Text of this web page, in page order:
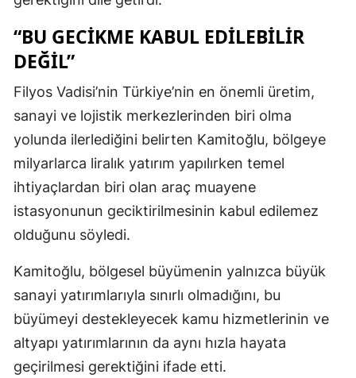
“BU GECİKME KABUL EDİLEBİLİR
DEĞİL”
Filyos Vadisi’nin Türkiye’nin en önemli üretim,
sanayi ve lojistik merkezlerinden biri olma
yolunda ilerlediğini belirten Kamitoğlu, bölgeye
milyarlarca liralık yatırım yapılırken temel
ihtiyaçlardan biri olan araç muayene
istasyonunun geciktirilmesinin kabul edilemez
olduğunu söyledi.
Kamitoğlu, bölgesel büyümenin yalnızca büyük
sanayi yatırımlarıyla sınırlı olmadığını, bu
büyümeyi destekleyecek kamu hizmetlerinin ve
altyapı yatırımlarının da aynı hızla hayata
geçirilmesi gerektiğini ifade etti.